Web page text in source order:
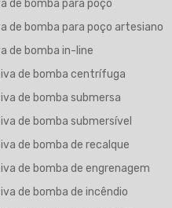
de bomba para poço
de bomba para poço artesiano
de bomba in-line
de bomba centrífuga
de bomba submersa
de bomba submersível
de bomba de recalque
de bomba de engrenagem
de bomba de incêndio